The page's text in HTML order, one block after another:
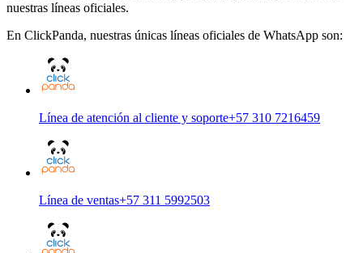
nuestras líneas oficiales.
En ClickPanda, nuestras únicas líneas oficiales de WhatsApp son:
Línea de atención al cliente y soporte+57 310 7216459
Línea de ventas+57 311 5992503